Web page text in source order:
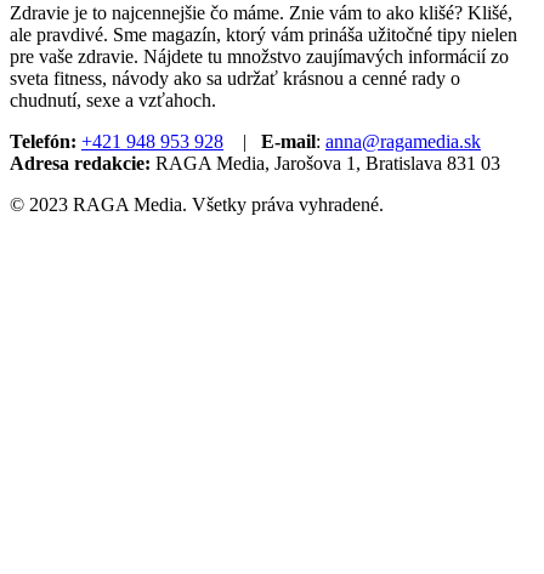
Zdravie je to najcennejšie čo máme. Znie vám to ako klišé? Klišé,
ale pravdivé. Sme magazín, ktorý vám prináša užitočné tipy nielen
pre vaše zdravie. Nájdete tu množstvo zaujímavých informácií zo
sveta fitness, návody ako sa udržať krásnou a cenné rady o
chudnutí, sexe a vzťahoch.
Telefón: +421 948 953 928 | E-mail: anna@ragamedia.sk
Adresa redakcie: RAGA Media, Jarošova 1, Bratislava 831 03
© 2023 RAGA Media. Všetky práva vyhradené.